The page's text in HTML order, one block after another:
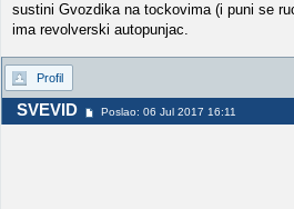
sustini Gvozdika na tockovima (i puni se
ima revolverski autopunjac.
Profil
SVEVID Poslao: 06 Jul 2017 16:11